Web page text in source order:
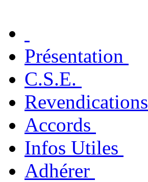
Présentation
C.S.E.
Revendications
Accords
Infos Utiles
Adhérer